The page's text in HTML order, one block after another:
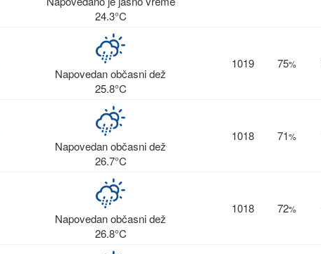
24.3°C
Napovedan občasni dež
25.8°C
1019 75%
Napovedan občasni dež
26.7°C
1018 71%
Napovedan občasni dež
26.8°C
1018 72%